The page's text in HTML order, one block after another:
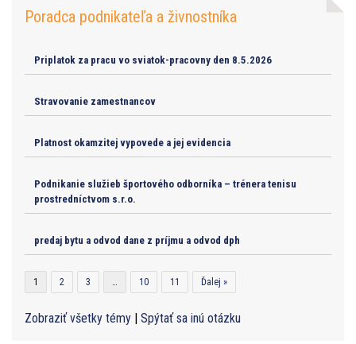
Poradca podnikateľa a živnostníka
Priplatok za pracu vo sviatok-pracovny den 8.5.2026
Stravovanie zamestnancov
Platnost okamzitej vypovede a jej evidencia
Podnikanie služieb športového odborníka – trénera tenisu
prostredníctvom s.r.o.
predaj bytu a odvod dane z príjmu a odvod dph
1 2 3 … 10 11 Ďalej »
Zobraziť všetky témy | Spýtať sa inú otázku